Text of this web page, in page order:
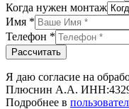
Когда нужен монтаж
Имя *
Телефон *
Рассчитать
Я даю согласие на
Плюснин А.А.
Подробнее в